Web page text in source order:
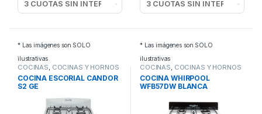
* Las imágenes son SOLO
ilustrativas
COCINAS, COCINAS Y HORNOS
COCINA ESCORIAL CANDOR
S2 GE
* Las imágenes son SOLO
ilustrativas
COCINAS, COCINAS Y HORNOS
COCINA WHIRPOOL
WFB57DW BLANCA